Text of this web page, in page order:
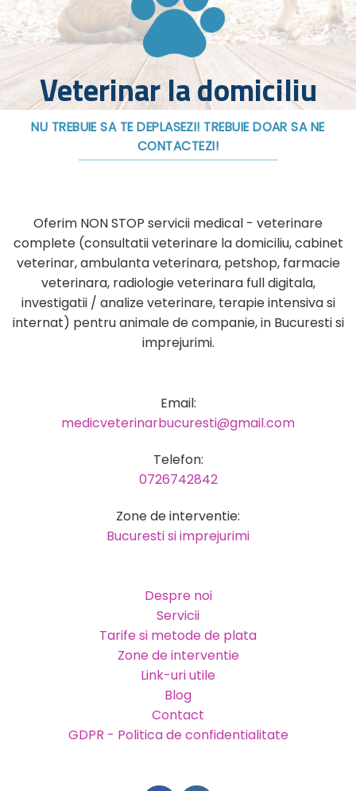
Veterinar la domiciliu
NU TREBUIE SA TE DEPLASEZI! TREBUIE DOAR SA NE
CONTACTEZI!
Oferim NON STOP servicii medical - veterinare
complete (consultatii veterinare la domiciliu, cabinet
veterinar, ambulanta veterinara, petshop, farmacie
veterinara, radiologie veterinara full digitala,
investigatii / analize veterinare, terapie intensiva si
internat) pentru animale de companie, in Bucuresti si
imprejurimi.
Email:
medicveterinarbucuresti@gmail.com
Telefon:
0726742842
Zone de interventie:
Bucuresti si imprejurimi
Despre noi
Servicii
Tarife si metode de plata
Zone de interventie
Link-uri utile
Blog
Contact
GDPR - Politica de confidentialitate